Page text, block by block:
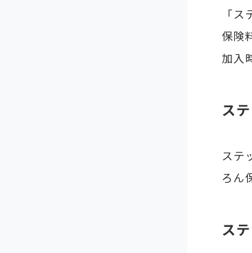
「
保険
加入
ス
ステ
ろん
ス